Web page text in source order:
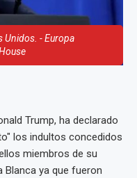
Unidos. - Europa
Trump, ha declarado
los indultos concedidos
miembros de su
Blanca ya que fueron